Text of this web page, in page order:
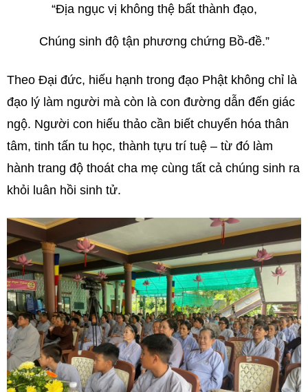
“Địa ngục vị không thệ bất thành đạo,
Chúng sinh độ tận phương chứng Bồ-đề.”
Theo Đại đức, hiếu hạnh trong đạo Phật không chỉ là
đạo lý làm người mà còn là con đường dẫn đến giác
ngộ. Người con hiếu thảo cần biết chuyển hóa thân
tâm, tinh tấn tu học, thành tựu trí tuệ – từ đó làm
hành trang độ thoát cha mẹ cùng tất cả chúng sinh ra
khỏi luân hồi sinh tử.